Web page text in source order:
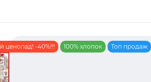
ценопад! -40%!!! 100% хлопок Топ продаж